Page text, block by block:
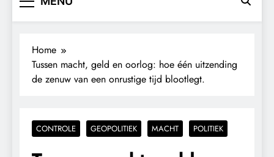
Home
Tussen macht, geld en oorlog: hoe één uitzending
de zenuw van een onrustige tijd blootlegt.
CONTROLE GEOPOLITIEK MACHT POLITIEK